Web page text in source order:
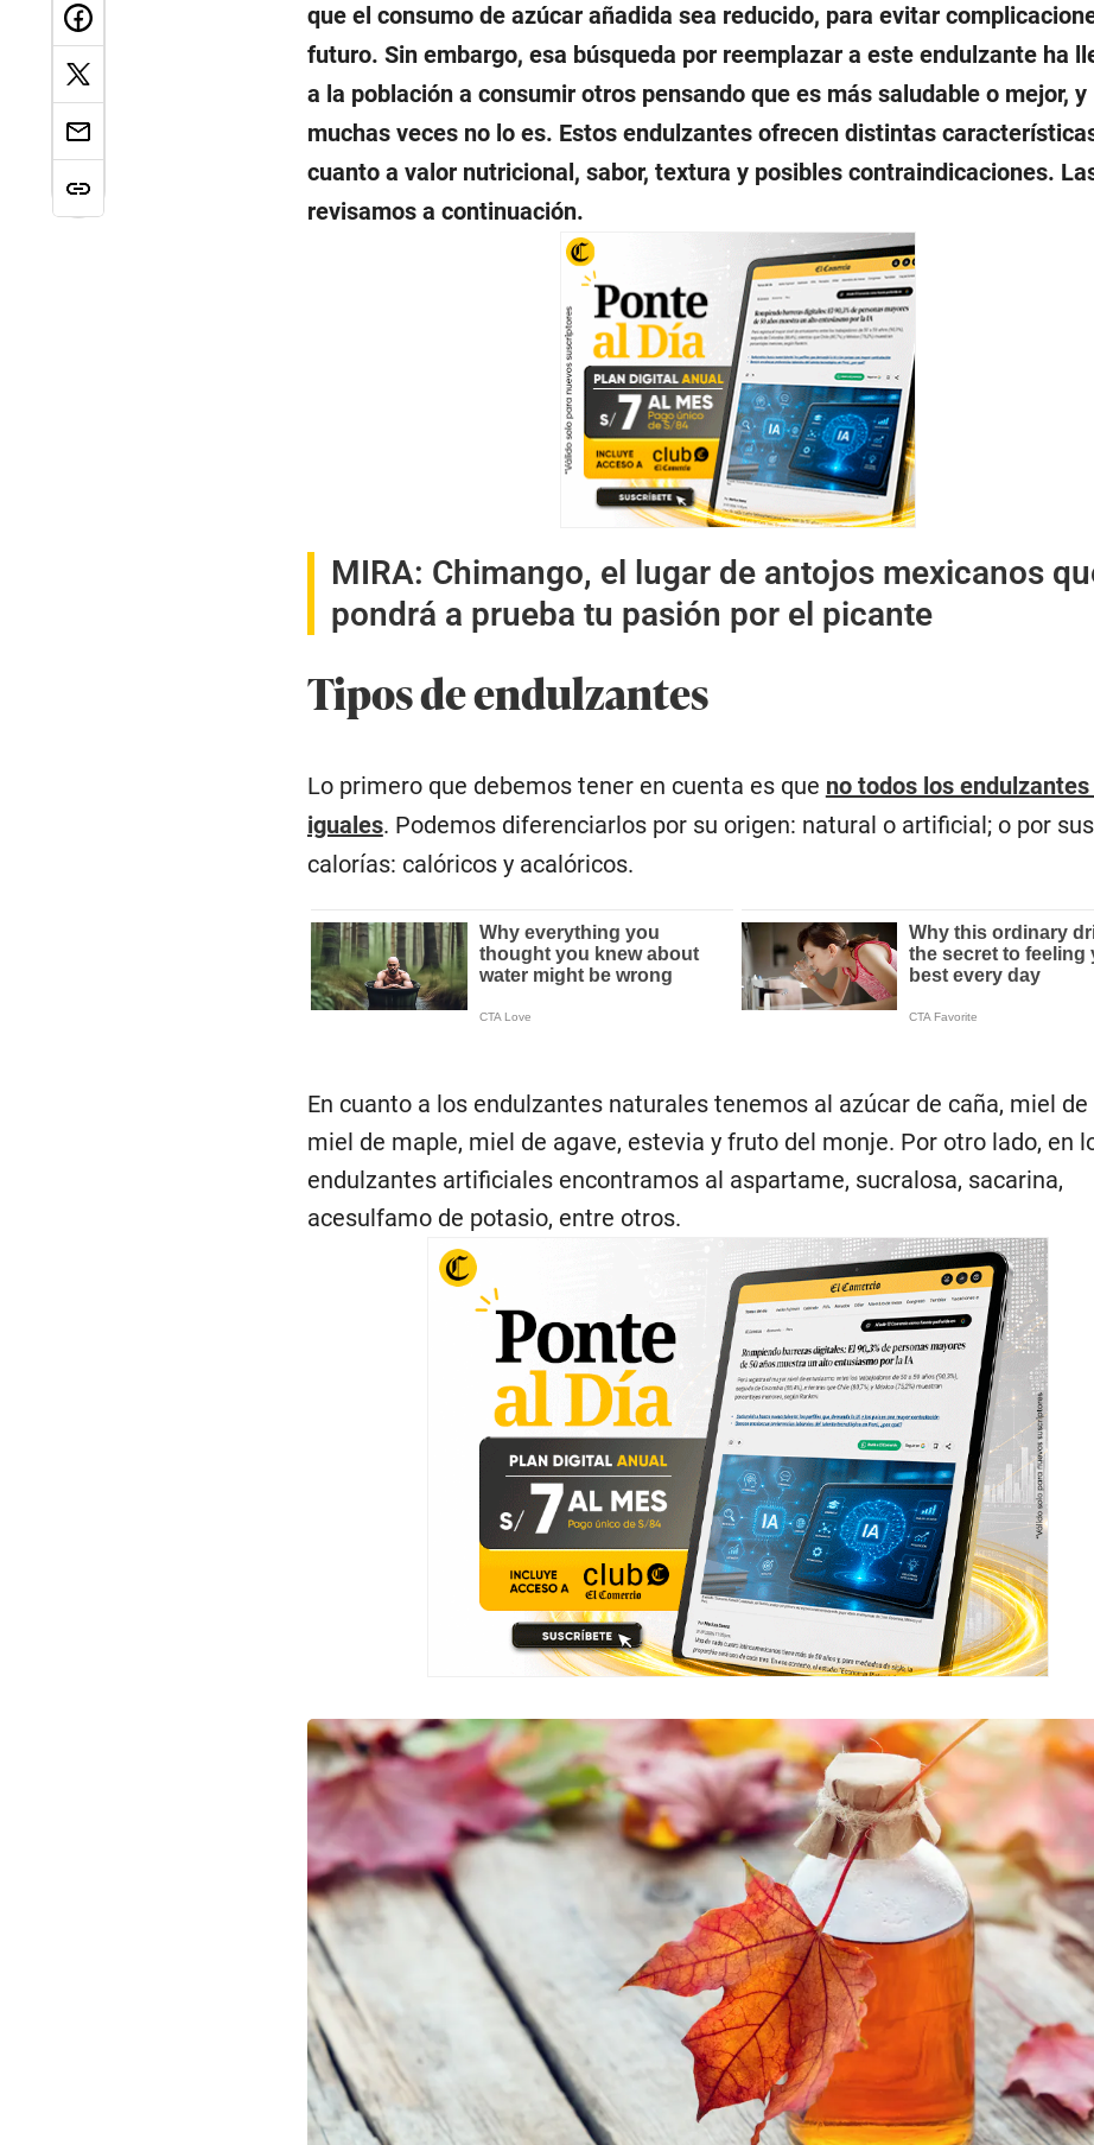
que el consumo de azúcar añadida sea reducido, para evitar
futuro. Sin embargo, esa búsqueda por reemplazar a este endulzante ha
a la población a consumir otros pensando que es más saludable o mejor, y
muchas veces no lo es. Estos endulzantes ofrecen distintas
cuanto a valor nutricional, sabor, textura y posibles contraindicaciones.
revisamos a continuación.
MIRA: Chimango, el lugar de antojos mexicanos
pondrá a prueba tu pasión por el picante
Tipos de endulzantes
Lo primero que debemos tener en cuenta es que no todos los endulzantes
iguales. Podemos diferenciarlos por su origen: natural o artificial; o por sus
calorías: calóricos y acalóricos.
En cuanto a los endulzantes naturales tenemos al azúcar de caña, miel de
miel de maple, miel de agave, estevia y fruto del monje. Por otro lado, en
endulzantes artificiales encontramos al aspartame, sucralosa, sacarina,
acesulfamo de potasio, entre otros.